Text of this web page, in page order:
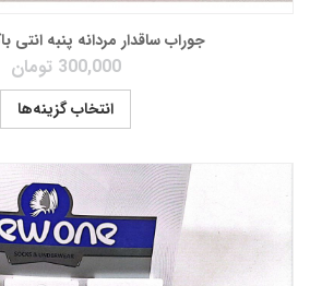
جوراب ساقدار مردانه پنبه انتی
300,000 تومان
انتخاب گزینه‌ها